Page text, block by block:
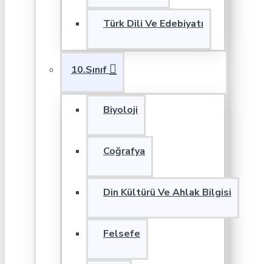
Türk Dili Ve Edebiyatı
10.Sınıf
Biyoloji
Coğrafya
Din Kültürü Ve Ahlak Bilgisi
Felsefe